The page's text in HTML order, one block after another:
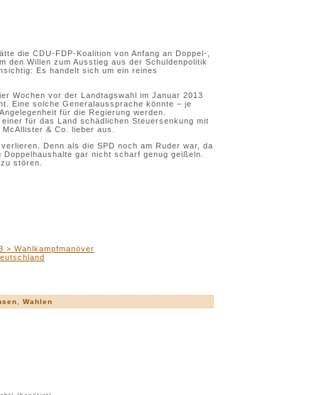
die CDU-FDP-Koalition von Anfang an Doppel-,
den Willen zum Ausstieg aus der Schuldenpolitik
Es handelt sich um ein reines
Wochen vor der Landtagswahl im Januar 2013
Eine solche Generalaussprache könnte – je
für die Regierung werden.
für das Land schädlichen Steuersenkung mit
& Co. lieber aus.
Denn als die SPD noch am Ruder war, da
gar nicht scharf genug geißeln.
stören.
> Wahlkampfmanöver
Wahlen